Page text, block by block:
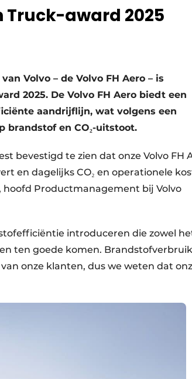
Truck-award 2025
Volvo – de Volvo FH Aero – is
2025. De Volvo FH Aero biedt een
aandrijflijn, wat volgens een
en CO₂-uitstoot.
bevestigd te zien dat onze Volvo FH
en dagelijks CO₂ en operationele
hoofd Productmanagement bij Volvo
introduceren die zowel
ten goede komen. Brandstofverbruik
onze klanten, dus we weten dat